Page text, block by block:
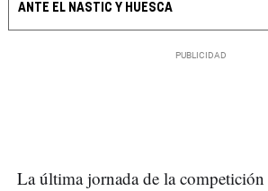
ANTE EL NASTIC Y HUESCA
La última jornada de la